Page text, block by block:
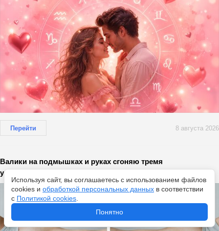
Перейти 8 августа 2026
Валики на подмышках и руках сгоняю тремя
упражнениями: красивые ручки модели уже к 31 августа
Используя сайт, вы соглашаетесь с использованием файлов
cookies и обработкой персональных данных в соответствии
с Политикой cookies
Понятно